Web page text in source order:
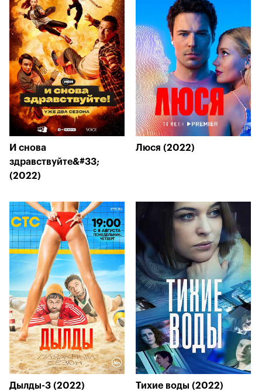
И снова
здравствуйте&#33;
(2022)
Люся (2022)
Дылды-3 (2022) Тихие воды (2022)